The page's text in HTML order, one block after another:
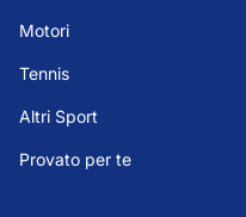
Motori
Tennis
Altri Sport
Provato per te